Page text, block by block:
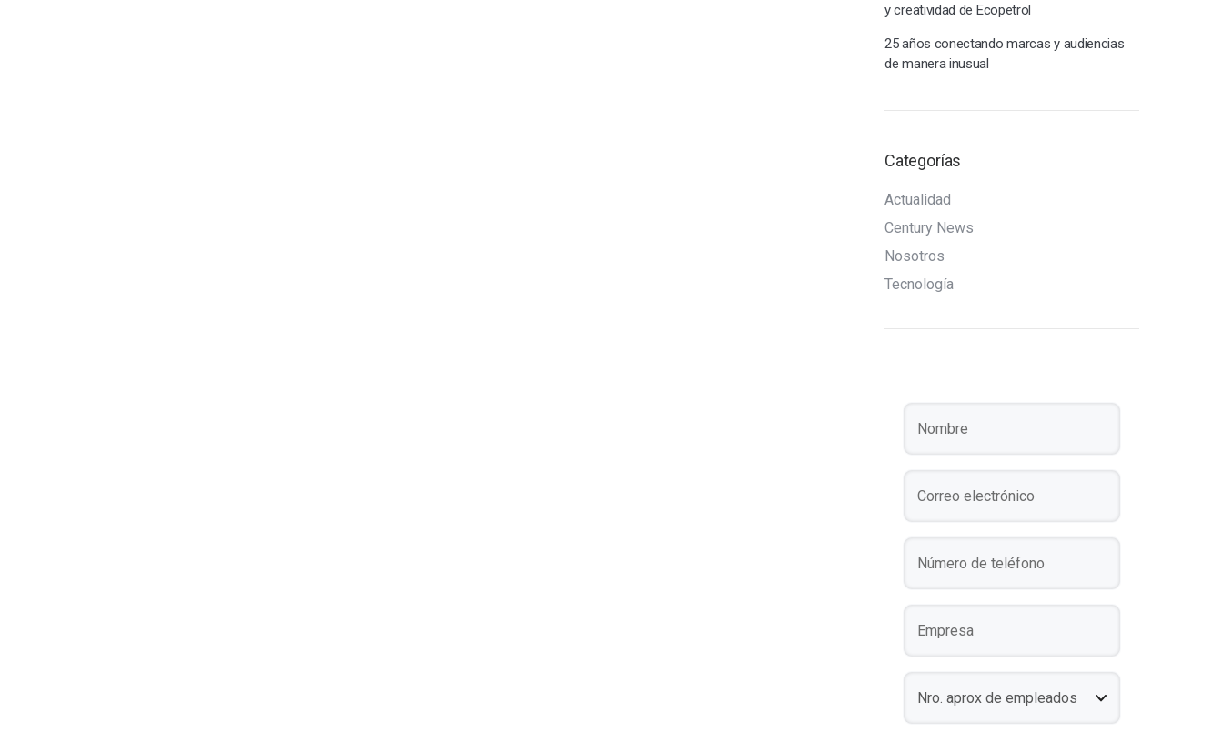
y creatividad de Ecopetrol
25 años conectando marcas y audiencias
de manera inusual
Categorías
Actualidad
Century News
Nosotros
Tecnología